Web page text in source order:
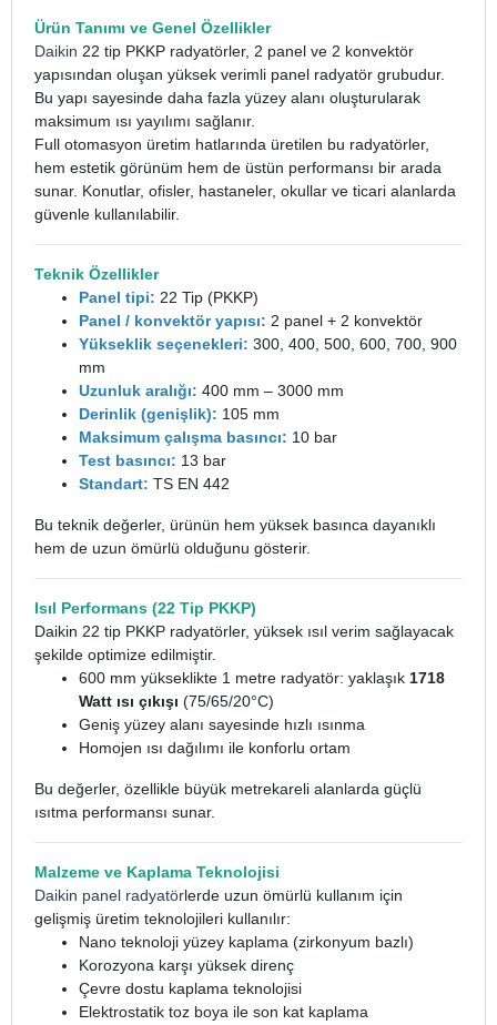
Ürün Tanımı ve Genel Özellikler
Daikin 22 tip PKKP radyatörler, 2 panel ve 2 konvektör
yapısından oluşan yüksek verimli panel radyatör grubudur.
Bu yapı sayesinde daha fazla yüzey alanı oluşturularak
maksimum ısı yayılımı sağlanır.
Full otomasyon üretim hatlarında üretilen bu radyatörler,
hem estetik görünüm hem de üstün performansı bir arada
sunar. Konutlar, ofisler, hastaneler, okullar ve ticari alanlarda
güvenle kullanılabilir.
Teknik Özellikler
Panel tipi: 22 Tip (PKKP)
Panel / konvektör yapısı: 2 panel + 2 konvektör
Yükseklik seçenekleri: 300, 400, 500, 600, 700, 900
mm
Uzunluk aralığı: 400 mm – 3000 mm
Derinlik (genişlik): 105 mm
Maksimum çalışma basıncı: 10 bar
Test basıncı: 13 bar
Standart: TS EN 442
Bu teknik değerler, ürünün hem yüksek basınca dayanıklı
hem de uzun ömürlü olduğunu gösterir.
Isıl Performans (22 Tip PKKP)
Daikin 22 tip PKKP radyatörler, yüksek ısıl verim sağlayacak
şekilde optimize edilmiştir.
600 mm yükseklikte 1 metre radyatör: yaklaşık 1718
Watt ısı çıkışı (75/65/20°C)
Geniş yüzey alanı sayesinde hızlı ısınma
Homojen ısı dağılımı ile konforlu ortam
Bu değerler, özellikle büyük metrekareli alanlarda güçlü
ısıtma performansı sunar.
Malzeme ve Kaplama Teknolojisi
Daikin panel radyatörlerde uzun ömürlü kullanım için
gelişmiş üretim teknolojileri kullanılır:
Nano teknoloji yüzey kaplama (zirkonyum bazlı)
Korozyona karşı yüksek direnç
Çevre dostu kaplama teknolojisi
Elektrostatik toz boya ile son kat kaplama